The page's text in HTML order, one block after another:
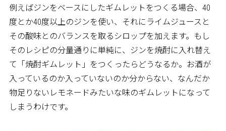
例えばジンをベースにしたギムレットをつくる場合、40
度とか40度以上のジンを使い、それにライムジュースと
その酸味とのバランスを取るシロップを加えます。もし
そのレシピの分量通りに単純に、ジンを焼酎に入れ替え
て「焼酎ギムレット」をつくったらどうなるか。お酒が
入っているのか入っていないのか分からない、なんだか
物足りないレモネードみたいな味のギムレットになって
しまうわけです。